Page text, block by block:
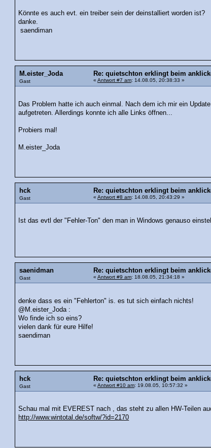
Könnte es auch evt. ein treiber sein der deinstalliert worden ist?
danke.
saendiman
M.eister_Joda
Gast
Re: quietschton erklingt beim
« Antwort #7 am: 14.08.05, 20:38:33 »
Das Problem hatte ich auch einmal. Nach dem ich mir ein
aufgetreten. Allerdings konnte ich alle Links öffnen...
Probiers mal!
M.eister_Joda
hck
Gast
Re: quietschton erklingt beim
« Antwort #8 am: 14.08.05, 20:43:29 »
Ist das evtl der "Fehler-Ton" den man in Windows genauso
saenidman
Gast
Re: quietschton erklingt beim
« Antwort #9 am: 18.08.05, 21:34:18 »
denke dass es ein "Fehlerton" is. es tut sich einfach nichts!
@M.eister_Joda :
Wo finde ich so eins?
vielen dank für eure Hilfe!
saendiman
hck
Gast
Re: quietschton erklingt beim
« Antwort #10 am: 19.08.05, 10:57:32 »
Schau mal mit EVEREST nach , das steht zu allen HW-Teilen
http://www.wintotal.de/softw/?id=2170